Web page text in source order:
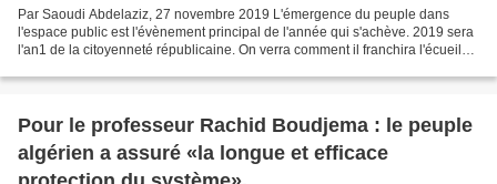
Par Saoudi Abdelaziz, 27 novembre 2019 L'émergence du peuple dans
l'espace public est l'évènement principal de l'année qui s'achève. 2019 sera
l'an1 de la citoyenneté républicaine. On verra comment il franchira l'écueil
Pour le professeur Rachid Boudjema : le peuple
algérien a assuré «la longue et efficace